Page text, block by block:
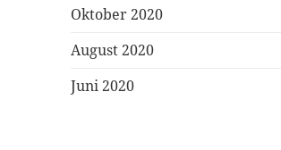
Oktober 2020
August 2020
Juni 2020